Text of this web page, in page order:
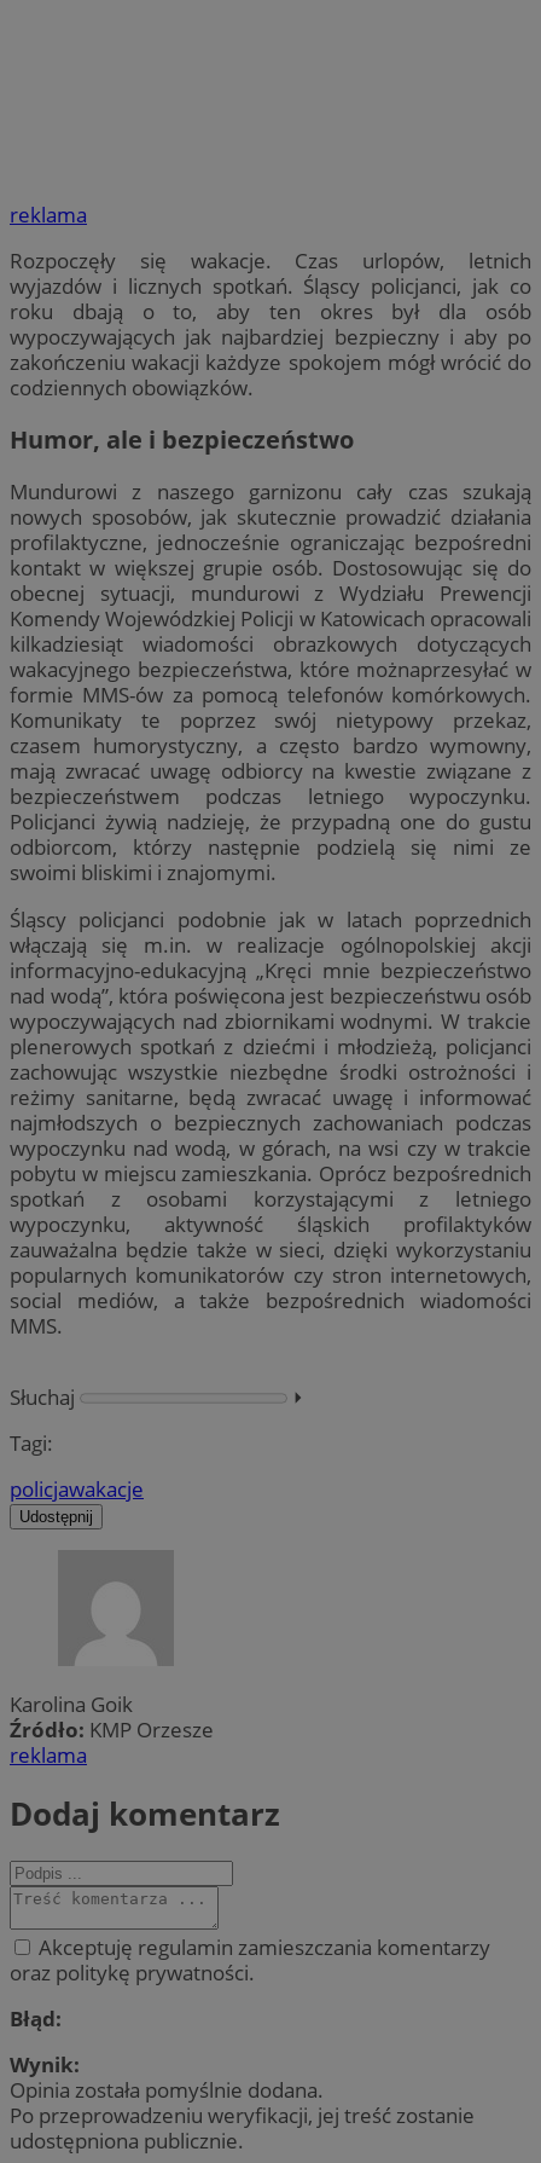
reklama
Rozpoczęły się wakacje. Czas urlopów, letnich
wyjazdów i licznych spotkań. Śląscy policjanci, jak co
roku dbają o to, aby ten okres był dla osób
wypoczywających jak najbardziej bezpieczny i aby po
zakończeniu wakacji każdyze spokojem mógł wrócić do
codziennych obowiązków.
Humor, ale i bezpieczeństwo
Mundurowi z naszego garnizonu cały czas szukają
nowych sposobów, jak skutecznie prowadzić działania
profilaktyczne, jednocześnie ograniczając bezpośredni
kontakt w większej grupie osób. Dostosowując się do
obecnej sytuacji, mundurowi z Wydziału Prewencji
Komendy Wojewódzkiej Policji w Katowicach opracowali
kilkadziesiąt wiadomości obrazkowych dotyczących
wakacyjnego bezpieczeństwa, które możnaprzesyłać w
formie MMS-ów za pomocą telefonów komórkowych.
Komunikaty te poprzez swój nietypowy przekaz,
czasem humorystyczny, a często bardzo wymowny,
mają zwracać uwagę odbiorcy na kwestie związane z
bezpieczeństwem podczas letniego wypoczynku.
Policjanci żywią nadzieję, że przypadną one do gustu
odbiorcom, którzy następnie podzielą się nimi ze
swoimi bliskimi i znajomymi.
Śląscy policjanci podobnie jak w latach poprzednich
włączają się m.in. w realizacje ogólnopolskiej akcji
informacyjno-edukacyjną „Kręci mnie bezpieczeństwo
nad wodą”, która poświęcona jest bezpieczeństwu osób
wypoczywających nad zbiornikami wodnymi. W trakcie
plenerowych spotkań z dziećmi i młodzieżą, policjanci
zachowując wszystkie niezbędne środki ostrożności i
reżimy sanitarne, będą zwracać uwagę i informować
najmłodszych o bezpiecznych zachowaniach podczas
wypoczynku nad wodą, w górach, na wsi czy w trakcie
pobytu w miejscu zamieszkania. Oprócz bezpośrednich
spotkań z osobami korzystającymi z letniego
wypoczynku, aktywność śląskich profilaktyków
zauważalna będzie także w sieci, dzięki wykorzystaniu
popularnych komunikatorów czy stron internetowych,
social mediów, a także bezpośrednich wiadomości
MMS.
Słuchaj
⏵︎
Tagi:
policjawakacje
Udostępnij
Karolina Goik
Źródło: KMP Orzesze
reklama
Dodaj komentarz
Akceptuję regulamin zamieszczania komentarzy
oraz politykę prywatności.
Błąd:
Wynik:
Opinia została pomyślnie dodana.
Po przeprowadzeniu weryfikacji, jej treść zostanie
udostępniona publicznie.